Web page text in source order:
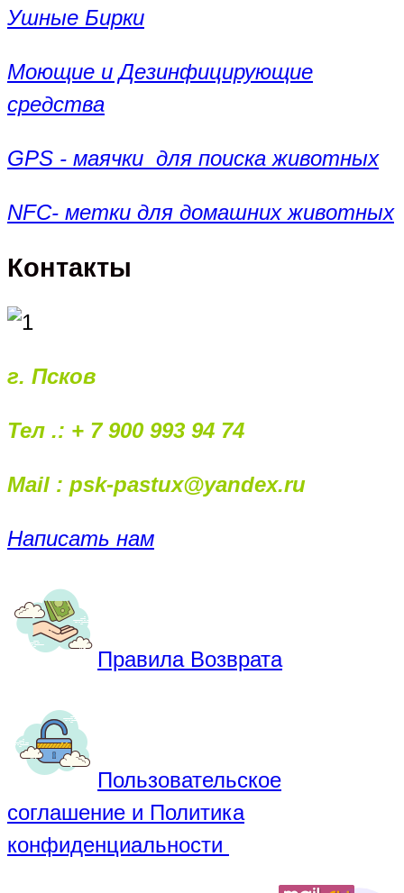
Ушные Бирки
Моющие и Дезинфицирующие
средства
GPS - маячки для поиска животных
NFC- метки для домашних животных
Контакты
г. Псков
Тел .: + 7 900 993 94 74
Mail : psk-pastux@yandex.ru
Написать нам
Правила Возврата
Пользовательское
соглашение и Политика
конфиденциальности